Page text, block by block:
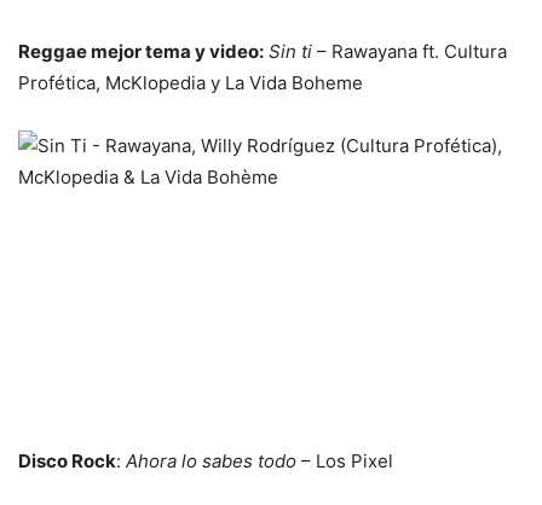
Reggae mejor tema y video: Sin ti – Rawayana ft. Cultura
Profética, McKlopedia y La Vida Boheme
Disco Rock: Ahora lo sabes todo – Los Pixel